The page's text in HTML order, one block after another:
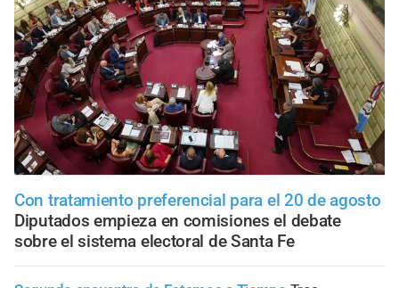
Con tratamiento preferencial para el 20 de agosto
Diputados empieza en comisiones el debate
sobre el sistema electoral de Santa Fe